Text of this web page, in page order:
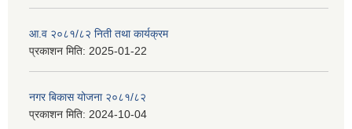
आ.व २०८१/८२ निती तथा कार्यक्रम
प्रकाशन मिति: 2025-01-22
नगर बिकास योजना २०८१/८२
प्रकाशन मिति: 2024-10-04